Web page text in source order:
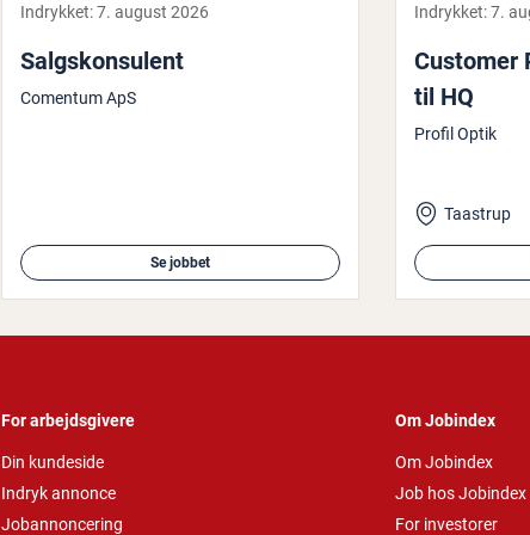
Indrykket:7. august 2026
Salgs­kon­su­lent
Comentum ApS
Se jobbet
Indrykket:7.
Customer
til HQ
Profil Optik
Taastrup
For arbejdsgivere
Din kundeside
Indryk annonce
Jobannoncering
Om Jobindex
Om Jobindex
Job hos Jobindex
For investorer